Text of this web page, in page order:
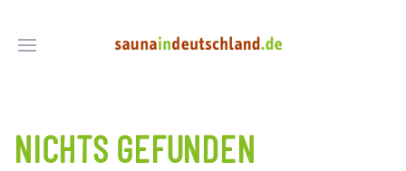
NICHTS GEFUNDEN